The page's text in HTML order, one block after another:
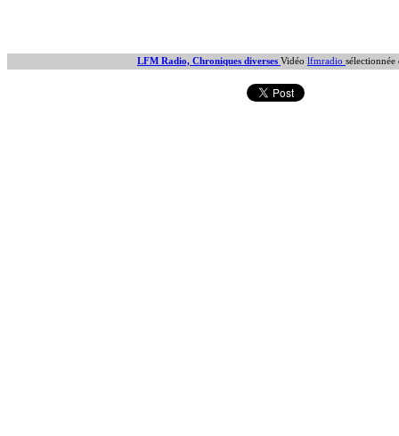
LFM Radio, Chroniques diverses Vidéo lfmradio sélectionnée